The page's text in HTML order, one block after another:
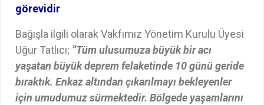
görevidir
Bağışla ilgili olarak Vakfımız Yönetim Kurulu Üyesi
Uğur Tatlıcı; “Tüm ulusumuza büyük bir acı
yaşatan büyük deprem felaketinde 10 günü geride
bıraktık. Enkaz altından çıkarılmayı bekleyenler
için umudumuz sürmektedir. Bölgede yaşamlarını